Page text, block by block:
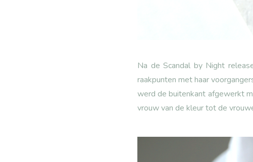
Na de Scandal by Night
raakpunten met haar
werd de buitenkant afgewerkt
vrouw van de kleur tot de